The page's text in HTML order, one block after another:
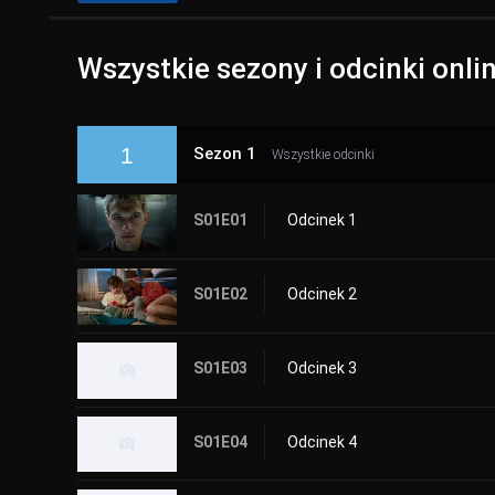
Wszystkie sezony i odcinki
1 Sezon 1 Wszystkie odcinki
S01E01 Odcinek 1
S01E02 Odcinek 2
S01E03 Odcinek 3
S01E04 Odcinek 4